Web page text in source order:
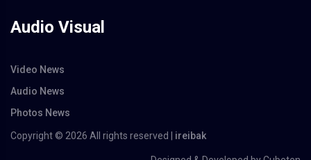
Audio Visual
Video News
Audio News
Photos News
Copyright © 2026 All rights reserved | ireibak